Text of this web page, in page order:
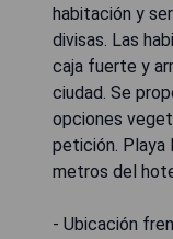
habitación y
divisas. Las
caja fuerte y
ciudad. Se
opciones
petición. Playa
metros del
- Ubicación